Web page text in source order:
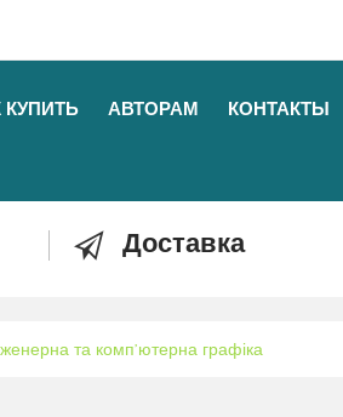
КУПИТЬ АВТОРАМ КОНТАКТЫ
Доставка
та комп’ютерна графіка